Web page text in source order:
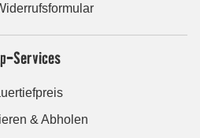
Services
& Abholen